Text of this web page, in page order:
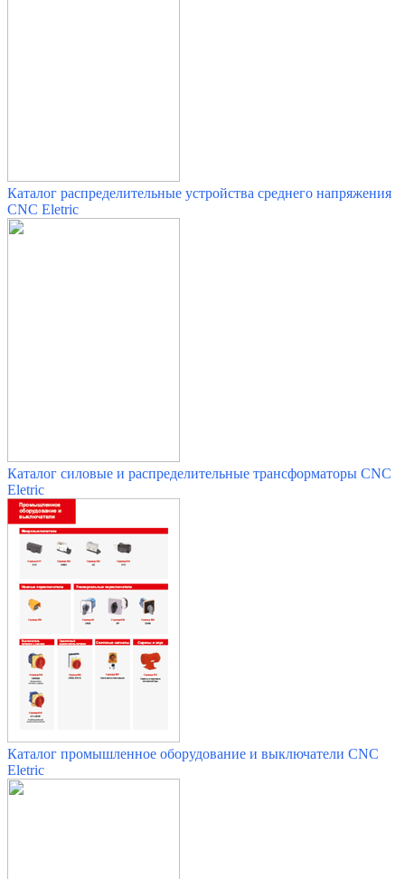
Каталог распределительные устройства среднего напряжения
CNC Eletric
Каталог силовые и распределительные трансформаторы CNC
Eletric
Каталог промышленное оборудование и выключатели CNC
Eletric